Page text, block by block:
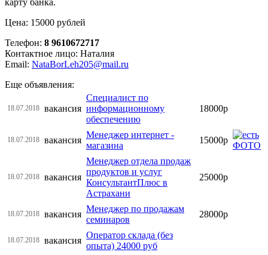
Цена: 15000 рублей
Телефон: 8 9610672717
Контактное лицо: Наталия
Email: NataBorLeh205@mail.ru
Еще объявления:
18.07.2018 вакансия
Специалист по
информационному
обеспечению
18000р
18.07.2018 вакансия
Менеджер интернет -
магазина
15000р
18.07.2018 вакансия
Менеджер отдела продаж
продуктов и услуг
КонсультантПлюс в
Астрахани
25000р
18.07.2018 вакансия
Менеджер по продажам
семинаров
28000р
18.07.2018 вакансия
Оператор склада (без
опыта) 24000 руб